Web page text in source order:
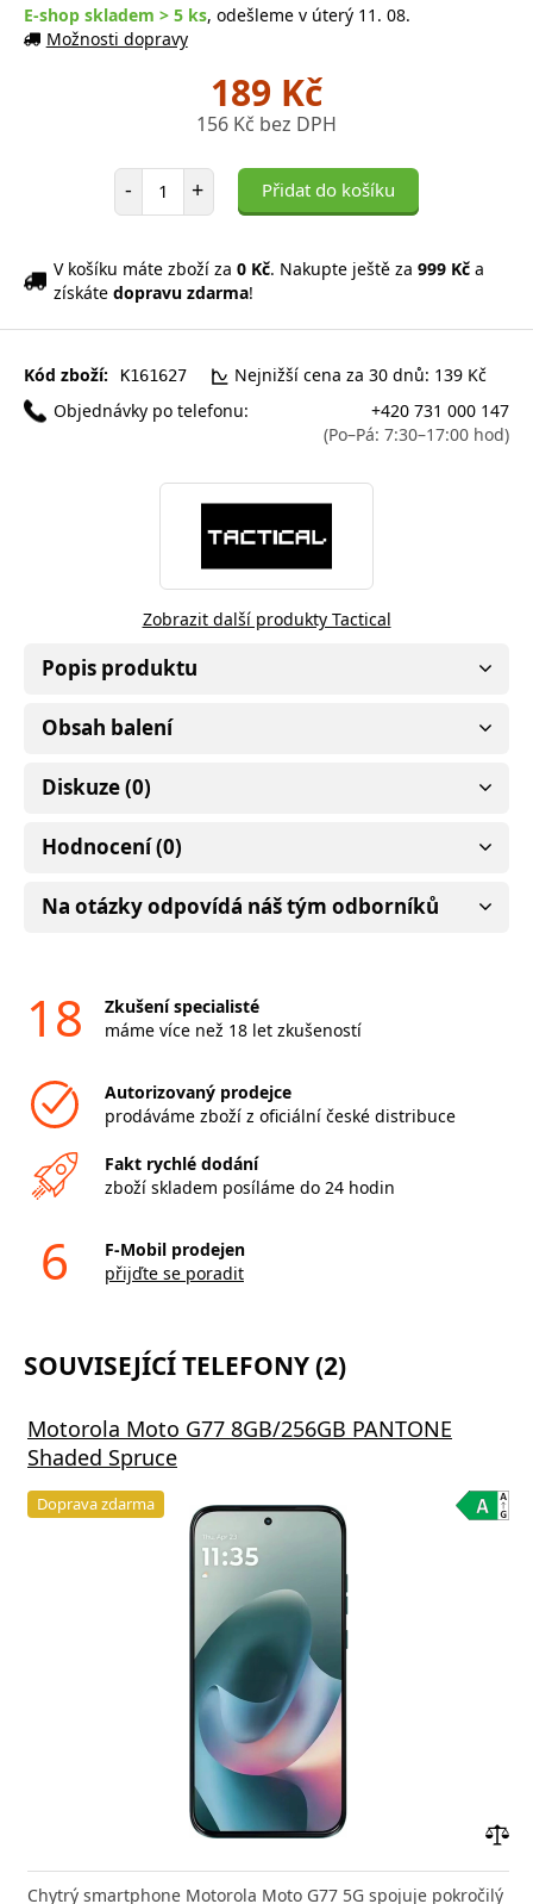
E-shop skladem > 5 ks, odešleme v úterý 11. 08.
Možnosti dopravy
189 Kč
156 Kč bez DPH
- Počet položek
+ Přidat do košíku
V košíku máte zboží za 0 Kč. Nakupte ještě za 999 Kč a
získáte dopravu zdarma!
Kód zboží: K161627
Nejnižší cena za 30 dnů: 139 Kč
Objednávky po telefonu:
+420 731 000 147
(Po–Pá: 7:30–17:00 hod)
Zobrazit další produkty Tactical
Popis produktu
Obsah balení
Diskuze (0)
Hodnocení (0)
Na otázky odpovídá náš tým odborníků
18
Zkušení specialisté
máme více než 18 let zkušeností
Autorizovaný prodejce
prodáváme zboží z oficiální české distribuce
Fakt rychlé dodání
zboží skladem posíláme do 24 hodin
6
F-Mobil prodejen
přijďte se poradit
SOUVISEJÍCÍ TELEFONY (2)
Motorola Moto G77 8GB/256GB PANTONE
Shaded Spruce
Doprava zdarma
Chytrý smartphone Motorola Moto G77 5G spojuje pokročilý